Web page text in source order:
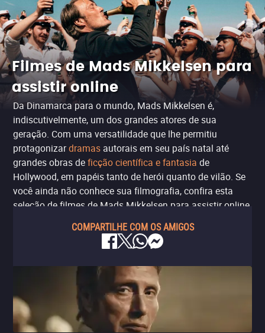
Filmes de Mads Mikkelsen para
assistir online
Da Dinamarca para o mundo, Mads Mikkelsen é,
indiscutivelmente, um dos grandes atores de sua
geração. Com uma versatilidade que lhe permitiu
protagonizardramas autorais em seu país natal até
grandes obras deficção científica e fantasia de
Hollywood, em papéis tanto de herói quanto de vilão. Se
você ainda não conhece sua filmografia, confira esta
seleção de filmes de Mads Mikkelsen para assistir online.
COMPARTILHE COM OS AMIGOS